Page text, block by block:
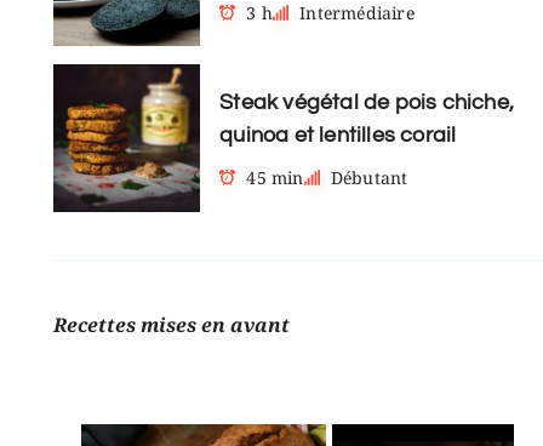
3 h
Intermédiaire
Steak végétal de pois chiche,
quinoa et lentilles corail
45 min
Débutant
Recettes mises en avant
×